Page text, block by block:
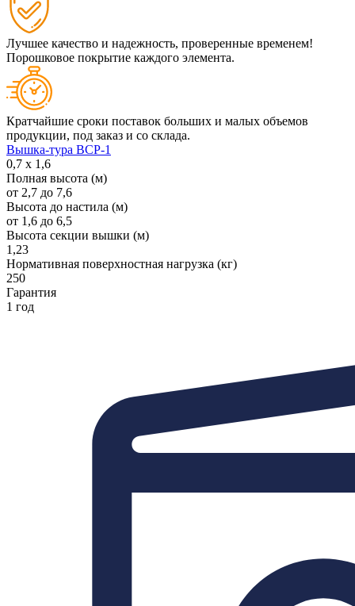
Лучшее качество и надежность, проверенные временем!
Порошковое покрытие каждого элемента.
Кратчайшие сроки поставок больших и малых объемов
продукции, под заказ и со склада.
Вышка-тура ВСР-1
0,7 х 1,6
Полная высота (м)
от 2,7 до 7,6
Высота до настила (м)
от 1,6 до 6,5
Высота секции вышки (м)
1,23
Нормативная поверхностная нагрузка (кг)
250
Гарантия
1 год